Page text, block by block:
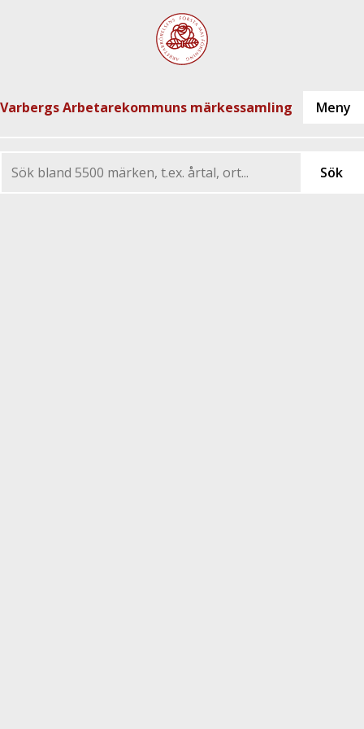
Varbergs Arbetarekommuns märkessamling